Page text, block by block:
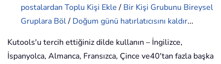
postalardan Toplu Kişi Ekle/ Bir Kişi Grubunu Bireysel
Gruplara Böl/ Doğum günü hatırlatıcısını kaldır...
Kutools'u tercih ettiğiniz dilde kullanın – İngilizce,
İspanyolca, Almanca, Fransızca, Çince ve40'tan fazla başka